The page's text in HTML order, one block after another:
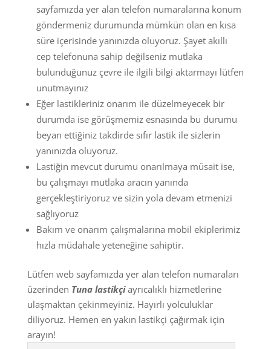
sayfamızda yer alan telefon numaralarına konum
göndermeniz durumunda mümkün olan en kısa
süre içerisinde yanınızda oluyoruz. Şayet akıllı
cep telefonuna sahip değilseniz mutlaka
bulunduğunuz çevre ile ilgili bilgi aktarmayı lütfen
unutmayınız
Eğer lastikleriniz onarım ile düzelmeyecek bir
durumda ise görüşmemiz esnasında bu durumu
beyan ettiğiniz takdirde sıfır lastik ile sizlerin
yanınızda oluyoruz.
Lastiğin mevcut durumu onarılmaya müsait ise,
bu çalışmayı mutlaka aracın yanında
gerçekleştiriyoruz ve sizin yola devam etmenizi
sağlıyoruz
Bakım ve onarım çalışmalarına mobil ekiplerimiz
hızla müdahale yeteneğine sahiptir.
Lütfen web sayfamızda yer alan telefon numaraları
üzerinden Tuna lastikçiayrıcalıklı hizmetlerine
ulaşmaktan çekinmeyiniz. Hayırlı yolculuklar
diliyoruz. Hemen en yakın lastikçi çağırmak için
arayın!